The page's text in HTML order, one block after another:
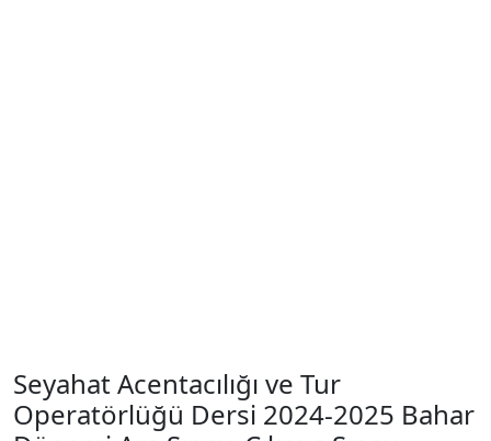
Seyahat Acentacılığı ve Tur
Operatörlüğü Dersi 2024-2025 Bahar